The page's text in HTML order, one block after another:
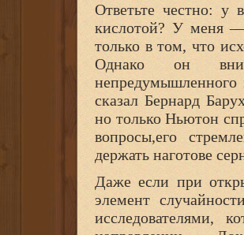
Ответьте честно: у
кислотой? У меня —
только в том, что
Однако он
непредумышленного
сказал Бернард
но только Ньютон
вопросы,его
держать наготове
Даже если при
элемент
исследователями,